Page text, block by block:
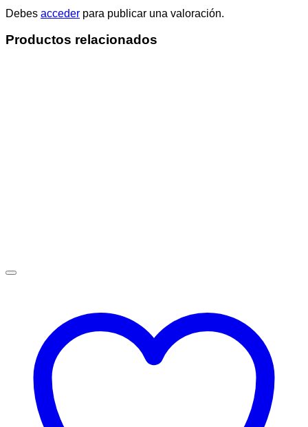
Debes acceder para publicar una valoración.
Productos relacionados